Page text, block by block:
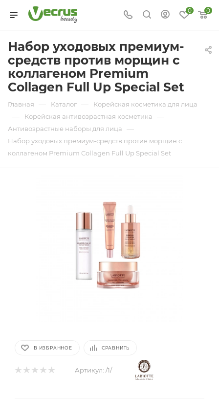
0 0
Набор уходовых премиум-
средств против морщин с
коллагеном Premium
Collagen Full Up Special Set
Главная — Каталог — Корейская косметика для лица
— Корейская антивозрастная косметика —
Антивозрастные наборы для лица —
Набор уходовых премиум-средств против морщин с
коллагеном Premium Collagen Full Up Special Set
В ИЗБРАННОЕ СРАВНИТЬ
Артикул: /1/